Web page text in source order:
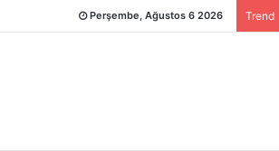
Perşembe, Ağustos 6 2026 Trend